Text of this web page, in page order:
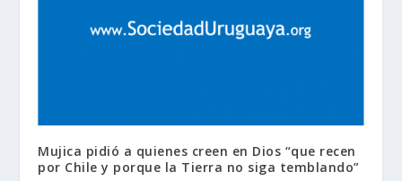
Mujica pidió a quienes creen en Dios “que recen
por Chile y porque la Tierra no siga temblando”